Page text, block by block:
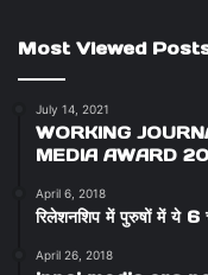
Most Viewed
July 14, 2021
WORKING
MEDIA AWARD
April 6, 2018
रिलेशनशिप में पुरुषों में ये 6
April 26, 2018